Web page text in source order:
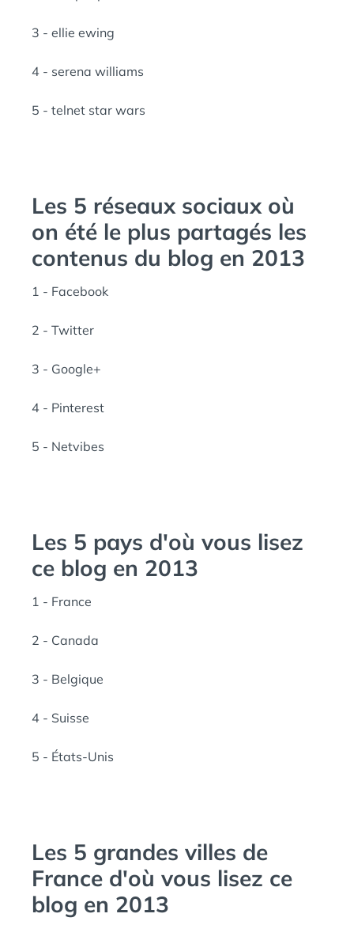
3 - ellie ewing
4 - serena williams
5 - telnet star wars
Les 5 réseaux sociaux où
on été le plus partagés les
contenus du blog en 2013
1 - Facebook
2 - Twitter
3 - Google+
4 - Pinterest
5 - Netvibes
Les 5 pays d'où vous lisez
ce blog en 2013
1 - France
2 - Canada
3 - Belgique
4 - Suisse
5 - États-Unis
Les 5 grandes villes de
France d'où vous lisez ce
blog en 2013